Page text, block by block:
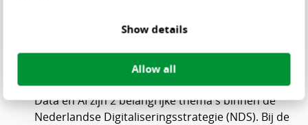
Show details
Allow all
soevereiniteit en welke diensten Centric hiervoor
14.15 uurData en AI
Data en AI zijn 2 belangrijke thema's binnen de
Nederlandse Digitaliseringsstrategie (NDS). Bij de